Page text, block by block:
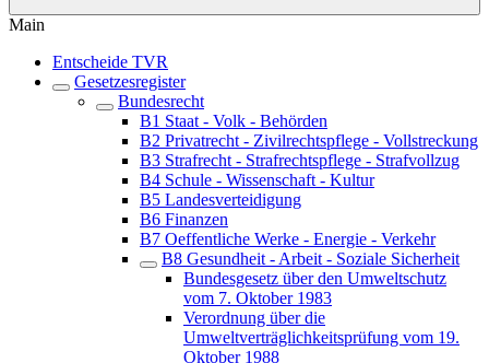
Main
Entscheide TVR
Gesetzesregister
Bundesrecht
B1 Staat - Volk - Behörden
B2 Privatrecht - Zivilrechtspflege - Vollstreckung
B3 Strafrecht - Strafrechtspflege - Strafvollzug
B4 Schule - Wissenschaft - Kultur
B5 Landesverteidigung
B6 Finanzen
B7 Oeffentliche Werke - Energie - Verkehr
B8 Gesundheit - Arbeit - Soziale Sicherheit
Bundesgesetz über den Umweltschutz
vom 7. Oktober 1983
Verordnung über die
Umweltverträglichkeitsprüfung vom 19.
Oktober 1988